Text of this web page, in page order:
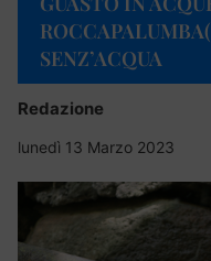
SENZ’ACQUA
Redazione
lunedì 13 Marzo 2023